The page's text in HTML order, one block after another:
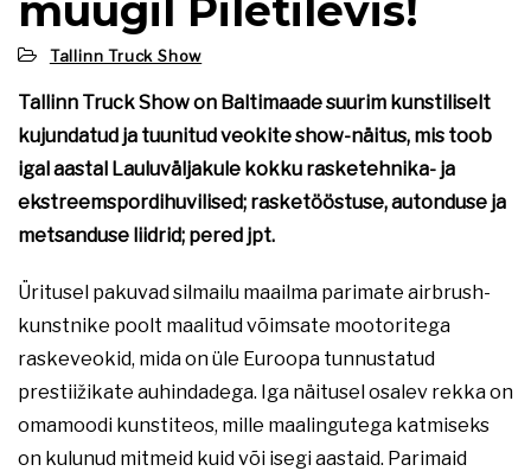
müügil Piletilevis!
Tallinn Truck Show
Tallinn Truck Show on Baltimaade suurim kunstiliselt
kujundatud ja tuunitud veokite show-näitus, mis toob
igal aastal Lauluväljakule kokku rasketehnika- ja
ekstreemspordihuvilised; rasketööstuse, autonduse ja
metsanduse liidrid; pered jpt.
Üritusel pakuvad silmailu maailma parimate airbrush-
kunstnike poolt maalitud võimsate mootoritega
raskeveokid, mida on üle Euroopa tunnustatud
prestiižikate auhindadega. Iga näitusel osalev rekka on
omamoodi kunstiteos, mille maalingutega katmiseks
on kulunud mitmeid kuid või isegi aastaid. Parimaid